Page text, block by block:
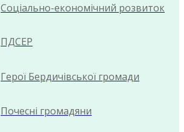
Соціально-економічний розвиток
ПДСЕР
Герої Бердичівської громади
Почесні громадяни